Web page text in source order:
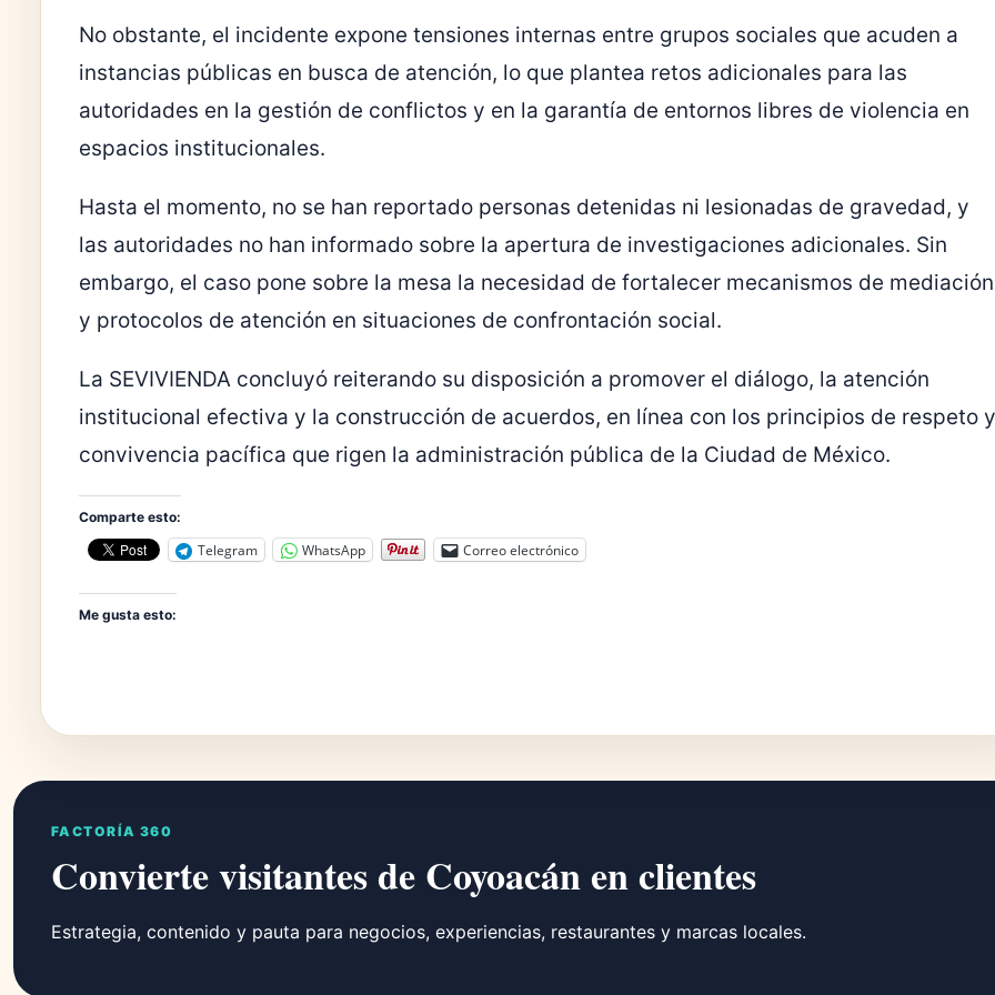
No obstante, el incidente expone tensiones internas entre grupos sociales que acuden a
instancias públicas en busca de atención, lo que plantea retos adicionales para las
autoridades en la gestión de conflictos y en la garantía de entornos libres de violencia en
espacios institucionales.
Hasta el momento, no se han reportado personas detenidas ni lesionadas de gravedad, y
las autoridades no han informado sobre la apertura de investigaciones adicionales. Sin
embargo, el caso pone sobre la mesa la necesidad de fortalecer mecanismos de mediación
y protocolos de atención en situaciones de confrontación social.
La SEVIVIENDA concluyó reiterando su disposición a promover el diálogo, la atención
institucional efectiva y la construcción de acuerdos, en línea con los principios de respeto y
convivencia pacífica que rigen la administración pública de la Ciudad de México.
Comparte esto:
Telegram WhatsApp Correo electrónico
Me gusta esto:
FACTORÍA 360
Convierte visitantes de Coyoacán en clientes
Estrategia, contenido y pauta para negocios, experiencias, restaurantes y marcas locales.